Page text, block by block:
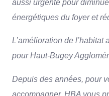
aussi urgente pour
énergétiques du foyer et
L’amélioration de
pour Haut-Bugey
Depuis des années, pour
accompagner, HBA vous